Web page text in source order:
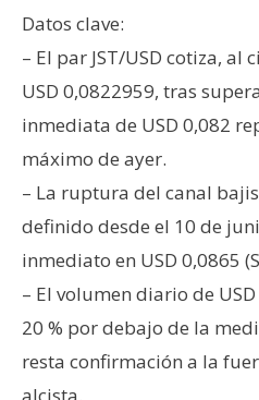
Datos clave:
– El par JST/USD cotiza, al
USD 0,0822959, tras
inmediata de USD 0,082
máximo de ayer.
– La ruptura del canal
definido desde el 10 de
inmediato en USD 0,0865
– El volumen diario de
20 % por debajo de la
resta confirmación a la